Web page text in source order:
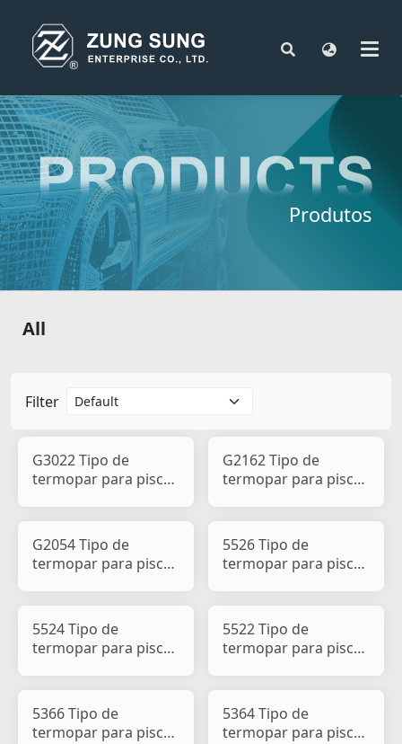
Produtos
Filter
G3022 Tipo de
termopar para pisca-
motocicle
G2162 Tipo de
termopar para pisca-
motocicle
G2054 Tipo de
termopar para pisca-
motocicle
5526 Tipo de
termopar para pisca-
motociclet
5524 Tipo de
termopar para pisca-
motociclet
5522 Tipo de
termopar para pisca-
motociclet
5366 Tipo de
termopar para pisca-
5364 Tipo de
termopar para pisca-
All